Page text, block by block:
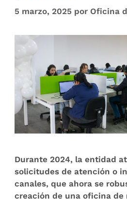
5 marzo, 2025 por Oficina
Durante 2024, la entidad
solicitudes de atención o
canales, que ahora se
creación de una oficina de